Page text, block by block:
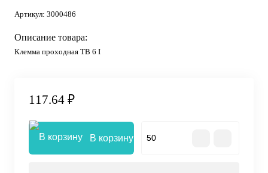
Артикул: 3000486
Описание товара:
Клемма проходная TB 6 I
117.64 ₽
В корзину